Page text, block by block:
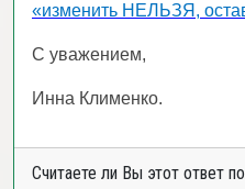
«изменить НЕЛЬЗЯ,
С уважением,
Инна Клименко.
Считаете ли Вы этот ответ